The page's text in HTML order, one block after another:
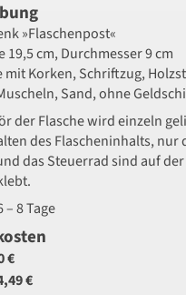
»Flaschenpost«
19,5 cm, Durchmesser 9 cm
mit Korken, Schriftzug,
Sand, ohne
der Flasche wird einzeln
des Flascheninhalts, nur
das Steuerrad sind auf der
8 Tage
€
€